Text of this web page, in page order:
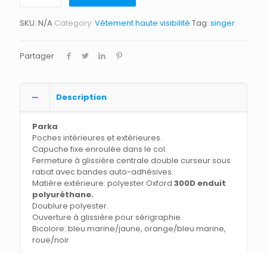
SKU: N/A Category: Vêtement haute visibilité Tag: singer
Partager
Description
Parka
Poches intérieures et extérieures.
Capuche fixe enroulée dans le col.
Fermeture à glissière centrale double curseur sous
rabat avec bandes auto-adhésives.
Matière extérieure: polyester Oxford 300D enduit
polyuréthane.
Doublure polyester.
Ouverture à glissière pour sérigraphie
Bicolore: bleu marine/jaune, orange/bleu marine,
roue/noir